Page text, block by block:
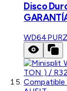
Disco